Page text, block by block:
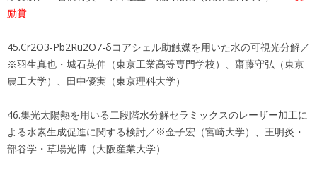
励賞
45.Cr2O3-Pb2Ru2O7-δコアシェル助触媒を用いた水の可視光分解／
※羽生真也・城石英伸（東京工業高等専門学校）、齋藤守弘（東京
農工大学）、田中優実（東京理科大学）
46.集光太陽熱を用いる二段階水分解セラミックスのレーザー加工に
よる水素生成促進に関する検討／※金子宏（宮崎大学）、王明炎・
部谷学・草場光博（大阪産業大学）